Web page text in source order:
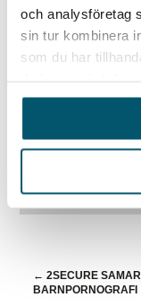
och analysföretag
sin tur kombinera
som du har
företag,
Kontakta oss
arbeta
←2SECURE
BARNPORNOGRAFI